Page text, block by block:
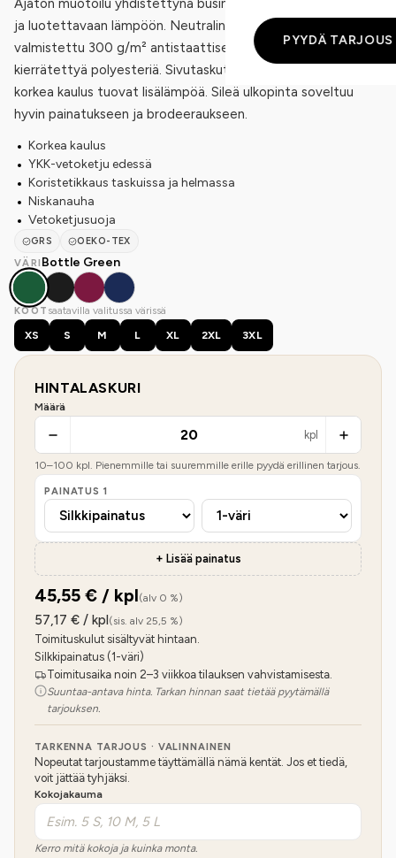
PYYDÄ TARJOUS
Ajaton muotoilu yhdistettynä business casual -mukavuuteen
ja luotettavaan lämpöön. Neutralin kierrätetty fleece-liivi on
valmistettu 300 g/m² antistaattisesta polaarista, 100 %
kierrätettyä polyesteriä. Sivutaskut, tyylikäs koristetikkaus ja
korkea kaulus tuovat lisälämpöä. Sileä ulkopinta soveltuu
hyvin painatukseen ja brodeeraukseen.
Korkea kaulus
YKK-vetoketju edessä
Koristetikkaus taskuissa ja helmassa
Niskanauha
Vetoketjusuoja
GRS
OEKO-TEX
VÄRI Bottle Green
KOOT saatavilla valitussa värissä
XS
S M L XL 2XL 3XL
HINTALASKURI
Määrä
kpl
10–100 kpl. Pienemmille tai suuremmille erille pyydä erillinen tarjous.
PAINATUS 1
+ Lisää painatus
45,55 € / kpl(alv 0 %)
57,17 € / kpl(sis. alv 25,5 %)
Toimituskulut sisältyvät hintaan.
Silkkipainatus (1-väri)
Toimitusaika noin 2–3 viikkoa tilauksen vahvistamisesta.
Suuntaa-antava hinta. Tarkan hinnan saat tietää pyytämällä
tarjouksen.
TARKENNA TARJOUS · VALINNAINEN
Nopeutat tarjoustamme täyttämällä nämä kentät. Jos et tiedä,
voit jättää tyhjäksi.
Kokojakauma
Kerro mitä kokoja ja kuinka monta.